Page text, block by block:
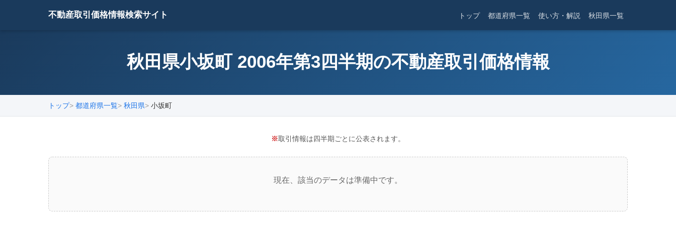
不動産取引価格情報検索サイト トップ 都道府県一覧 使い方・解説 秋田県一覧
秋田県小坂町 2006年第3四半期の不動産取引価格情報
トップ 都道府県一覧 秋田県 小坂町
※取引情報は四半期ごとに公表されます。
現在、該当のデータは準備中です。